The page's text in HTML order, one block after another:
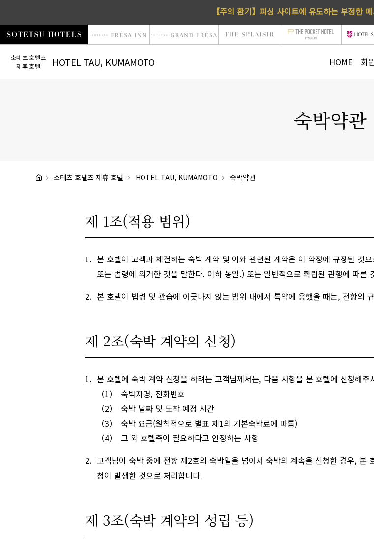
【주의 환기】피싱 사이트에 유도하는 부정한
소테츠 호텔즈
제휴 호텔
HOTEL TAU, KUMAMOTO HOME 회
숙박약관
소테츠 호텔즈 제휴 호텔 HOTEL TAU, KUMAMOTO 숙박약관
제 1조(적용 범위)
본 호텔이 고객과 체결하는 숙박 계약 및 이와 관련된 계약은 이 약정에 규정된 것
또는 법령에 의거한 것을 말한다. 이하 동일.) 또는 일반적으로 확립된 관행에 따른
본 호텔이 법령 및 관습에 어긋나지 않는 범위 내에서 특약에 응했을 때는, 전항의
제 2조(숙박 계약의 신청)
본 호텔에 숙박 계약 신청을 하려는 고객님께서는, 다음 사항을 본 호텔에 신청해주
숙박자명, 전화번호
숙박 날짜 및 도착 예정 시간
숙박 요금(원칙적으로 별표 제1의 기본숙박료에 따름)
그 외 호텔측이 필요하다고 인정하는 사항
고객님이 숙박 중에 전항 제2호의 숙박일을 넘어서 숙박의 계속을 신청한 경우, 본
청이 발생한 것으로 처리합니다.
제 3조(숙박 계약의 성립 등)